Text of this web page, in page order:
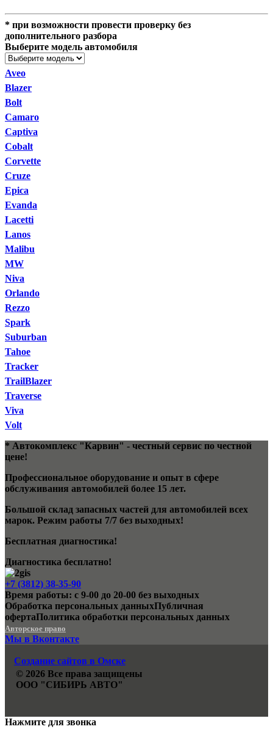
* при возможности провести проверку без
дополнительного разбора
Выберите модель автомобиля
Aveo
Blazer
Bolt
Camaro
Captiva
Cobalt
Corvette
Cruze
Epica
Evanda
Lacetti
Lanos
Malibu
MW
Niva
Orlando
Rezzo
Spark
Suburban
Tahoe
Tracker
TrailBlazer
Traverse
Viva
Volt
* Автокомплекс "Карвин" - честный сервис по честной
цене!
Профессиональное оборудование и опыт в сфере
обслуживания автомобилей более 15 лет.
Большой склад запасных частей для автомобилей всех
марок. Режим работы 7/7 без выходных!
Бесплатная диагностика!
Диагностика бесплатно!
+7 (3812) 38-35-90
Время работы: с 9-00 до 20-00 без выходных
Обработка персональных данныхПубличная
офертаПолитика обработки персональных данных
Авторское право
Мы в Вконтакте
Создание сайтов в Омске
© 2026 Все права защищены
ООО "СИБИРЬ АВТО"
Нажмите для звонка